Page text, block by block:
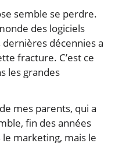
semble se perdre.
des logiciels
décennies a
fracture. C’est ce
les grandes
mes parents, qui a
fin des années
marketing, mais le